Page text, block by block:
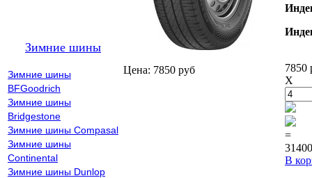
Зимние шины
Зимние шины
BFGoodrich
Зимние шины
Bridgestone
Зимние шины Compasal
Зимние шины
Continental
Зимние шины Dunlop
Цена: 7850 руб
7850
X
=
В